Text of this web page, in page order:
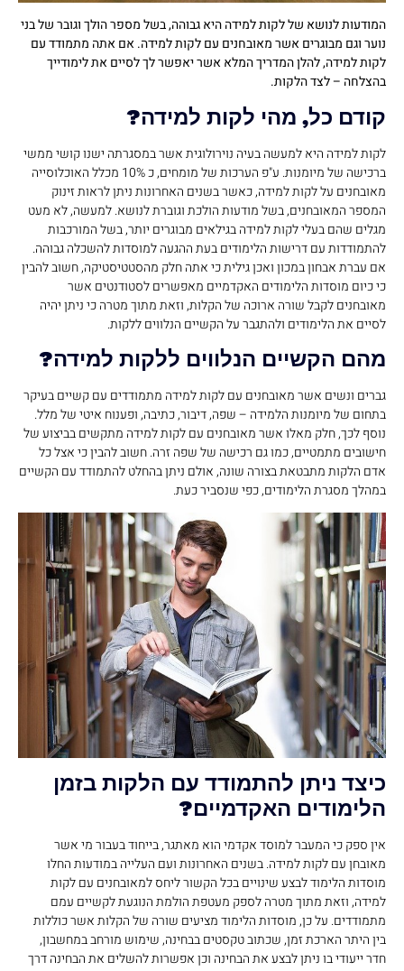
המודעות לנושא של לקות למידה היא גבוהה, בשל מספר הולך וגובר של בני
נוער וגם מבוגרים אשר מאובחנים עם לקות למידה. אם אתה מתמודד עם
לקות למידה, להלן המדריך המלא אשר יאפשר לך לסיים את לימודייך
בהצלחה – לצד הלקות.
קודם כל, מהי לקות למידה?
לקות למידה היא למעשה בעיה נוירולוגית אשר במסגרתה ישנו קושי ממשי
ברכישה של מיומנות. ע"פ הערכות של מומחים, כ 10% מכלל האוכלוסייה
מאובחנים על לקות למידה, כאשר בשנים האחרונות ניתן לראות זינוק
המספר המאובחנים, בשל מודעות הולכת וגוברת לנושא. למעשה, לא מעט
מגלים שהם בעלי לקות למידה בגילאים מבוגרים יותר, בשל המורכבות
להתמודדות עם דרישות הלימודים בעת ההגעה למוסדות להשכלה גבוהה.
אם עברת אבחון במכון ואכן גילית כי אתה חלק מהסטטיסטיקה, חשוב להבין
כי כיום מוסדות הלימודים האקדמיים מאפשרים לסטודנטים אשר
מאובחנים לקבל שורה ארוכה של הקלות, וזאת מתוך מטרה כי ניתן יהיה
לסיים את הלימודים ולהתגבר על הקשיים הנלווים ללקות.
מהם הקשיים הנלווים ללקות למידה?
גברים ונשים אשר מאובחנים עם לקות למידה מתמודדים עם קשיים בעיקר
בתחום של מיומנות הלמידה – שפה, דיבור, כתיבה, ופענוח איטי של מלל.
נוסף לכך, חלק מאלו אשר מאובחנים עם לקות למידה מתקשים בביצוע של
חישובים מתמטיים, כמו גם רכישה של שפה זרה. חשוב להבין כי אצל כל
אדם הלקות מתבטאת בצורה שונה, אולם ניתן בהחלט להתמודד עם הקשיים
במהלך מסגרת הלימודים, כפי שנסביר כעת.
כיצד ניתן להתמודד עם הלקות בזמן
הלימודים האקדמיים?
אין ספק כי המעבר למוסד אקדמי הוא מאתגר, בייחוד בעבור מי אשר
מאובחן עם לקות למידה. בשנים האחרונות ועם העלייה במודעות החלו
מוסדות הלימוד לבצע שינויים בכל הקשור ליחס למאובחנים עם לקות
למידה, וזאת מתוך מטרה לספק מעטפת הולמת הנוגעת לקשיים עמם
מתמודדים. על כן, מוסדות הלימוד מציעים שורה של הקלות אשר כוללות
בין היתר הארכת זמן, שכתוב טקסטים בבחינה, שימוש מורחב במחשבון,
חדר ייעודי בו ניתן לבצע את הבחינה וכן אפשרות להשלים את הבחינה דרך